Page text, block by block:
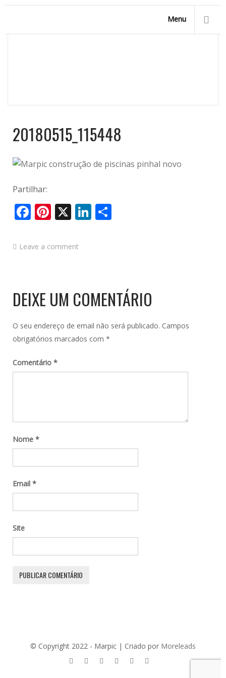
Menu
20180515_115448
Partilhar:
Facebook
Pinterest
X LinkedIn
Leave a comment
DEIXE UM COMENTÁRIO
O seu endereço de email não será publicado. Campos
obrigatórios marcados com *
Comentário *
Nome *
Email *
Site
© Copyright 2022 - Marpic | Criado por Moreleads